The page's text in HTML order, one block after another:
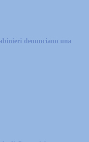
denunciano una